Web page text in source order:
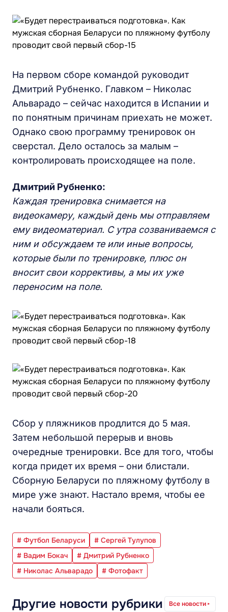
На первом сборе командой руководит
Дмитрий Рубненко. Главком – Николас
Альварадо – сейчас находится в Испании и
по понятным причинам приехать не может.
Однако свою программу тренировок он
сверстал. Дело осталось за малым –
контролировать происходящее на поле.
Дмитрий Рубненко:
Каждая тренировка снимается на
видеокамеру, каждый день мы отправляем
ему видеоматериал. С утра созваниваемся с
ним и обсуждаем те или иные вопросы,
которые были по тренировке, плюс он
вносит свои коррективы, а мы их уже
переносим на поле.
Сбор у пляжников продлится до 5 мая.
Затем небольшой перерыв и вновь
очередные тренировки. Все для того, чтобы
когда придет их время – они блистали.
Сборную Беларуси по пляжному футболу в
мире уже знают. Настало время, чтобы ее
начали бояться.
# Футбол Беларуси
# Сергей Тулупов
# Вадим Бокач
# Дмитрий Рубненко
# Николас Альварадо
# Фотофакт
Другие новости рубрики Все новости